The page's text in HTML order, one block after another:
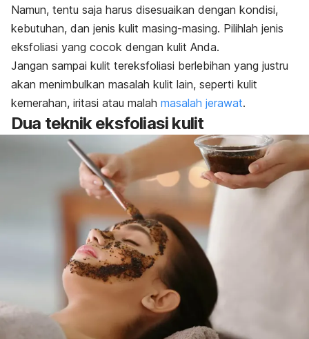
Namun, tentu saja harus disesuaikan dengan kondisi,
kebutuhan, dan jenis kulit masing-masing. Pilihlah jenis
eksfoliasi yang cocok dengan kulit Anda.
Jangan sampai kulit tereksfoliasi berlebihan yang justru
akan menimbulkan masalah kulit lain, seperti kulit
kemerahan, iritasi atau malah masalah jerawat.
Dua teknik eksfoliasi kulit